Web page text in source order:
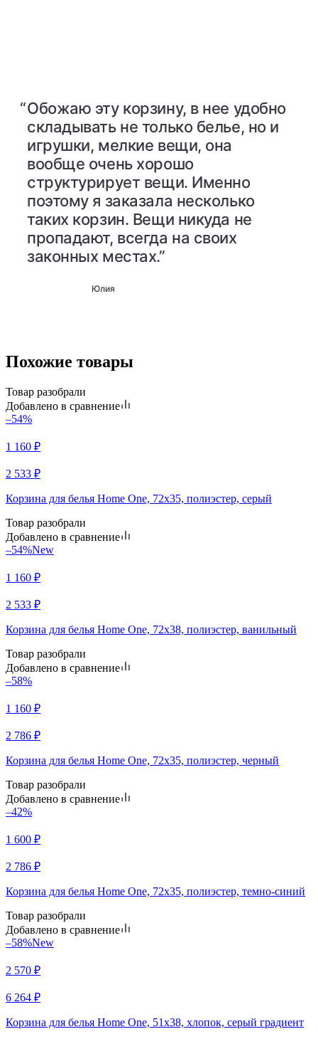
“Обожаю эту корзину, в нее удобно
складывать не только белье, но и
игрушки, мелкие вещи, она
вообще очень хорошо
структурирует вещи. Именно
поэтому я заказала несколько
таких корзин. Вещи никуда не
пропадают, всегда на своих
законных местах.”
Юлия
Похожие товары
Товар разобрали
Добавлено в сравнение
–54%
1 160 ₽
2 533 ₽
Корзина для белья Home One, 72х35, полиэстер, серый
Товар разобрали
Добавлено в сравнение
–54%New
1 160 ₽
2 533 ₽
Корзина для белья Home One, 72х38, полиэстер, ванильный
Товар разобрали
Добавлено в сравнение
–58%
1 160 ₽
2 786 ₽
Корзина для белья Home One, 72х35, полиэстер, черный
Товар разобрали
Добавлено в сравнение
–42%
1 600 ₽
2 786 ₽
Корзина для белья Home One, 72х35, полиэстер, темно-синий
Товар разобрали
Добавлено в сравнение
–58%New
2 570 ₽
6 264 ₽
Корзина для белья Home One, 51х38, хлопок, серый градиент